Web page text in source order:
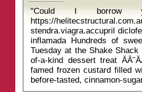
"Could I borrow
https://
stendra.viagra.accupril
inflamada Hundreds of sweet lovers started lining up at 4 a.m.
Tuesday at the Shake
of-a-kind dessert treat
famed frozen custard filled with